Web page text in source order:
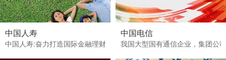
中国人寿
中国人寿:奋力打造国际金融理财集团中国人寿:奋力打造国际金融理
中国电信
我国大型国有通信企业，集团公